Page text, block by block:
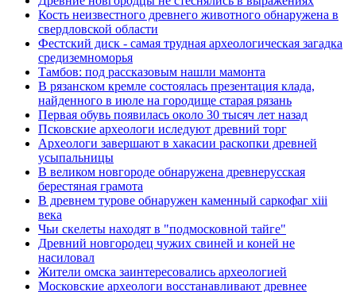
Кость неизвестного древнего животного обнаружена в
свердловской области
Фестский диск - самая трудная археологическая загадка
средиземноморья
Тамбов: под рассказовым нашли мамонта
В рязанском кремле состоялась презентация клада,
найденного в июле на городище старая рязань
Первая обувь появилась около 30 тысяч лет назад
Псковские археологи иследуют древний торг
Археологи завершают в хакасии раскопки древней
усыпальницы
В великом новгороде обнаружена древнерусская
берестяная грамота
В древнем турове обнаружен каменный саркофаг xiii
века
Чьи скелеты находят в "подмосковной тайге"
Древний новгородец чужих свиней и коней не
насиловал
Жители омска заинтересовались археологией
Московские археологи восстанавливают древнее